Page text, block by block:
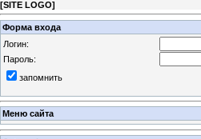
[SITE LOGO]
Форма входа
Логин:
Пароль:
запомнить
Меню сайта